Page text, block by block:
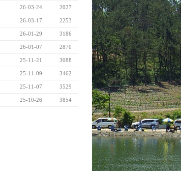
26-03-24 2027
26-03-17 2253
26-01-29 3186
26-01-07 2870
25-11-21 3088
25-11-09 3462
25-11-07 3529
25-10-26 3854